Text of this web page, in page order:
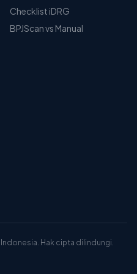
Checklist iDRG
BPJScan vs Manual
Hak cipta dilindungi.